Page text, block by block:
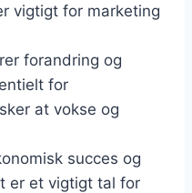
vigtigt for marketing
forandring og
for
at vokse og
succes og
er et vigtigt tal for